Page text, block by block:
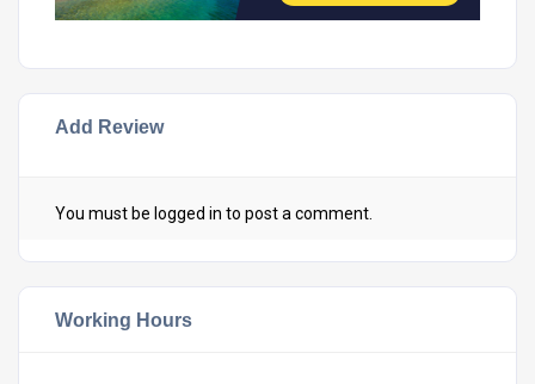
Add Review
You must be logged in to post a comment.
Working Hours